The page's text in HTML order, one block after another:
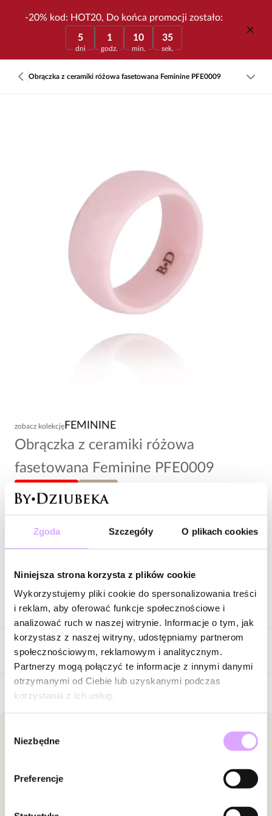
Zgoda Szczegóły O plikach cookies
Niniejsza strona korzysta z plików cookie
Wykorzystujemy pliki cookie do spersonalizowania treści
i reklam, aby oferować funkcje społecznościowe i
analizować ruch w naszej witrynie. Informacje o tym, jak
korzystasz z naszej witryny, udostępniamy partnerom
społecznościowym, reklamowym i analitycznym.
Partnerzy mogą połączyć te informacje z innymi danymi
otrzymanymi od Ciebie lub uzyskanymi podczas
korzystania z ich usług.
zgody
Niezbędne
Preferencje
-20% kod: HOT20, Do końca promocji zostało:
5
dni
1
godz.
10
min.
35
sek.
Obrączka z ceramiki różowa fasetowana Feminine PFE0009
zobacz kolekcję FEMININE
Obrączka z ceramiki różowa
fasetowana Feminine PFE0009
79,00 zł
Wysyłka do 2 dni roboczych
Opis produktu
Surowiec: ceramika fasetowana.
Kolor surowca: różowy.
Szerokość: 0,80 cm.
Rozmiar: 17.
Opinie
Bądź pierwszą osobą, która podzieli się opinią o tym
Powiadomienie
Newsletter